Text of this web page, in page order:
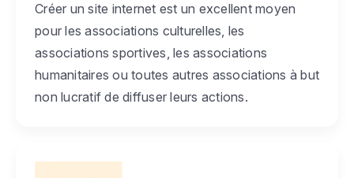
Créer un site internet est un excellent moyen
pour les associations culturelles, les
associations sportives, les associations
humanitaires ou toutes autres associations à but
non lucratif de diffuser leurs actions.